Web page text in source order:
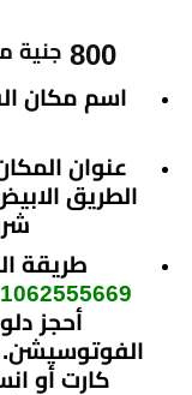
800 جنية
اسم مكان
عنوان
الطريق
طريقة
أحجز
الفوتوسيشن.
كارت أو